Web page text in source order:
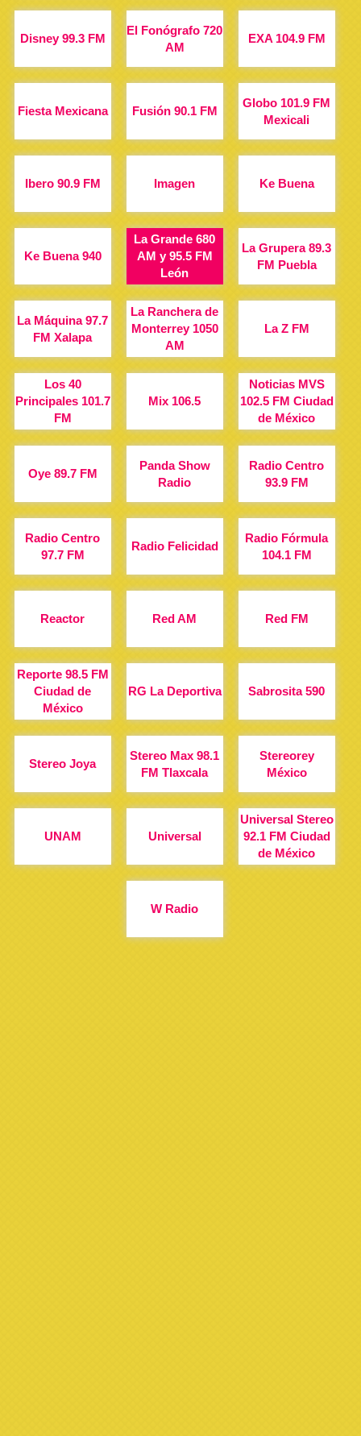
Disney 99.3 FM
El Fonógrafo 720
AM
EXA 104.9 FM
Fiesta Mexicana Fusión 90.1 FM
Globo 101.9 FM
Mexicali
Ibero 90.9 FM Imagen Ke Buena
Ke Buena 940
La Grande 680
AM y 95.5 FM
León
La Grupera 89.3
FM Puebla
La Máquina 97.7
FM Xalapa
La Ranchera de
Monterrey 1050
AM
La Z FM
Los 40
Principales 101.7
FM
Mix 106.5
Noticias MVS
102.5 FM Ciudad
de México
Oye 89.7 FM
Panda Show
Radio
Radio Centro
93.9 FM
Radio Centro
97.7 FM
Radio Felicidad
Radio Fórmula
104.1 FM
Reactor Red AM Red FM
Reporte 98.5 FM
Ciudad de
México
RG La Deportiva Sabrosita 590
Stereo Joya
Stereo Max 98.1
FM Tlaxcala
Stereorey
México
UNAM Universal
Universal Stereo
92.1 FM Ciudad
de México
W Radio